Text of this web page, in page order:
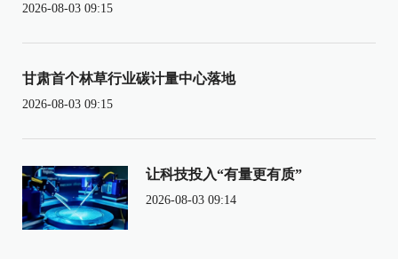
2026-08-03 09:15
甘肃首个林草行业碳计量中心落地
2026-08-03 09:15
让科技投入“有量更有质”
2026-08-03 09:14